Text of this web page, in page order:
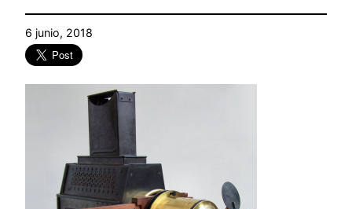
6 junio, 2018